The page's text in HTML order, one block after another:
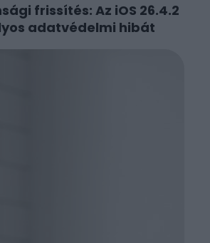
frissítés: Az iOS 26.4.2
adatvédelmi hibát